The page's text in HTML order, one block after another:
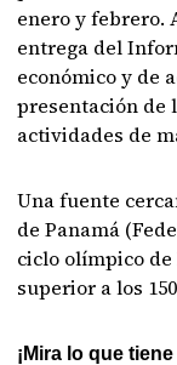
enero y febrero.
entrega del
económico y de
presentación de
actividades de
Una fuente
de Panamá
ciclo olímpico de
superior a los
¡Mira lo que